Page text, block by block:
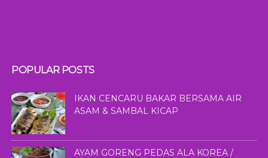
POPULAR POSTS
IKAN CENCARU BAKAR BERSAMA AIR
ASAM & SAMBAL KICAP
AYAM GORENG PEDAS ALA KOREA /